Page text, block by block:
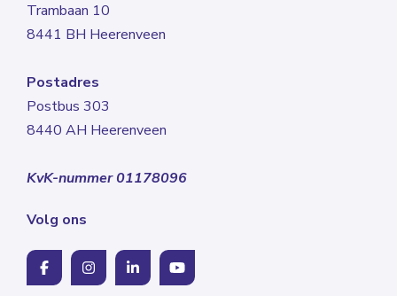
Trambaan 10
8441 BH Heerenveen
Postadres
Postbus 303
8440 AH Heerenveen
KvK-nummer 01178096
Volg ons